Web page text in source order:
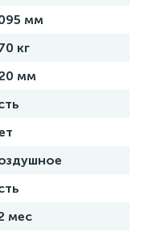
мм
кг
мм
мес